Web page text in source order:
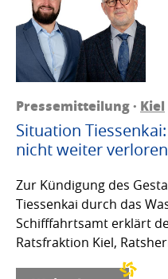
Pressemitteilung · Kiel
Situation
nicht weiter
Zur Kündigung des
Tiessenkai durch das
Schifffahrtsamt erklärt
Ratsfraktion Kiel,